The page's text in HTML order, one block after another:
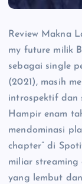
Review Makna
my future milik
sebagai single
(2021), masih
introspektif dan
Hampir enam
mendominasi
chapter” di
miliar
yang lembut